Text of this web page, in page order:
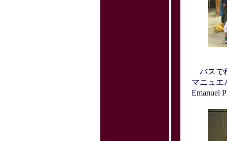
バスで
マニュエ
Emanuel